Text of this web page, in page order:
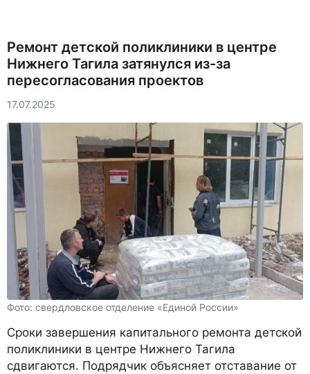
Ремонт детской поликлиники в центре
Нижнего Тагила затянулся из-за
пересогласования проектов
17.07.2025
Фото: свердловское отделение «Единой России»
Сроки завершения капитального ремонта детской
поликлиники в центре Нижнего Тагила
сдвигаются. Подрядчик объясняет отставание от